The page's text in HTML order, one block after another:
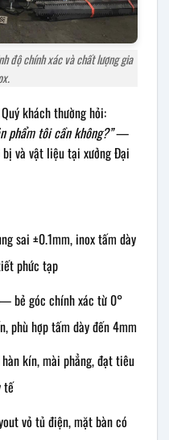
độ chính xác và chất lượng gia
khách thường hỏi:
phẩm tôi cần không?”—
và vật liệu tại xưởng Đại
sai ±0.1mm, inox tấm dày
phức tạp
bẻ góc chính xác từ 0°
phù hợp tấm dày đến 4mm
kín, mài phẳng, đạt tiêu
tế
vỏ tủ điện, mặt bàn có